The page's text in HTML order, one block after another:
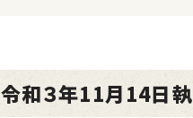
和３年11月14日執